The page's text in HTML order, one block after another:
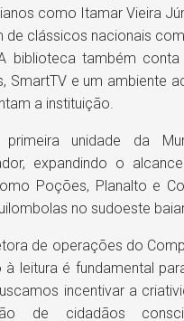
como Itamar Vieira
de clássicos nacionais
biblioteca também
SmartTV e um ambiente
a instituição.
unidade da
expandindo o
Poções, Planalto e
no sudoeste
de operações do
leitura é fundamental
incentivar a
de cidadãos